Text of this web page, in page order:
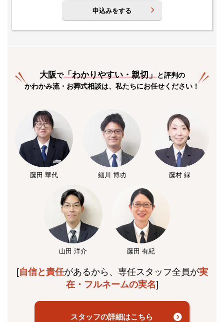
申込みをする
大阪で「わかりやすい・親切」と評判の
かわかみ流・お葬式相談は、私たちにお任せください！
藤田 華代 細川 博功 藤村 緑
山田 洋介 藤田 有紀
[自信と責任があるから、専任スタッフ全員が実
在・フルネームの実名]
スタッフの詳細はこちら